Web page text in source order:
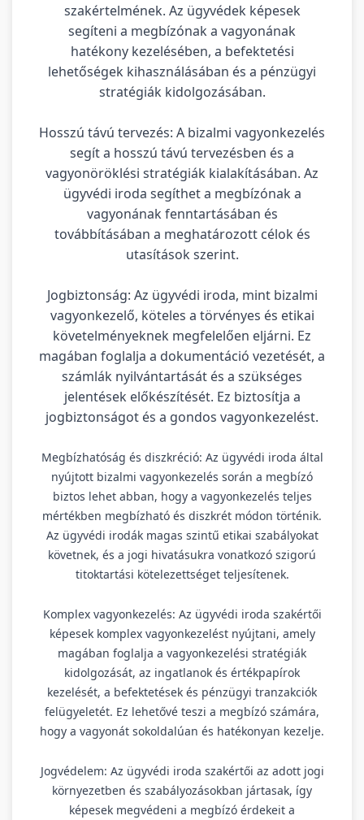
szakértelmének. Az ügyvédek képesek
segíteni a megbízónak a vagyonának
hatékony kezelésében, a befektetési
lehetőségek kihasználásában és a pénzügyi
stratégiák kidolgozásában.
Hosszú távú tervezés: A bizalmi vagyonkezelés
segít a hosszú távú tervezésben és a
vagyonöröklési stratégiák kialakításában. Az
ügyvédi iroda segíthet a megbízónak a
vagyonának fenntartásában és
továbbításában a meghatározott célok és
utasítások szerint.
Jogbiztonság: Az ügyvédi iroda, mint bizalmi
vagyonkezelő, köteles a törvényes és etikai
követelményeknek megfelelően eljárni. Ez
magában foglalja a dokumentáció vezetését, a
számlák nyilvántartását és a szükséges
jelentések előkészítését. Ez biztosítja a
jogbiztonságot és a gondos vagyonkezelést.
Megbízhatóság és diszkréció: Az ügyvédi iroda által
nyújtott bizalmi vagyonkezelés során a megbízó
biztos lehet abban, hogy a vagyonkezelés teljes
mértékben megbízható és diszkrét módon történik.
Az ügyvédi irodák magas szintű etikai szabályokat
követnek, és a jogi hivatásukra vonatkozó szigorú
titoktartási kötelezettséget teljesítenek.
Komplex vagyonkezelés: Az ügyvédi iroda szakértői
képesek komplex vagyonkezelést nyújtani, amely
magában foglalja a vagyonkezelési stratégiák
kidolgozását, az ingatlanok és értékpapírok
kezelését, a befektetések és pénzügyi tranzakciók
felügyeletét. Ez lehetővé teszi a megbízó számára,
hogy a vagyonát sokoldalúan és hatékonyan kezelje.
Jogvédelem: Az ügyvédi iroda szakértői az adott jogi
környezetben és szabályozásokban jártasak, így
képesek megvédeni a megbízó érdekeit a